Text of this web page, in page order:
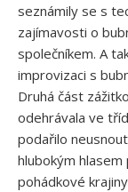
seznámily se s
zajímavosti o
společníkem. A
improvizaci s
Druhá část
odehrávala ve
podařilo
hlubokým hlasem
pohádkové